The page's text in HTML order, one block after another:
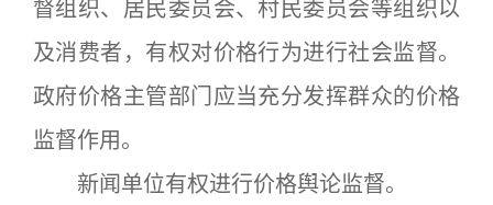
督组织、居民委员会、村民委员会等组织以
及消费者，有权对价格行为进行社会监督。
政府价格主管部门应当充分发挥群众的价格
监督作用。
新闻单位有权进行价格舆论监督。